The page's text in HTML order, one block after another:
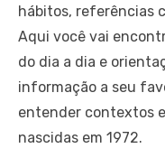
hábitos, referências
Aqui você vai
do dia a dia e
informação a seu
entender contextos
nascidas em 1972.